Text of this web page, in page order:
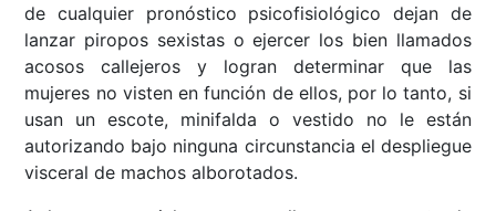
de cualquier pronóstico psicofisiológico dejan de
lanzar piropos sexistas o ejercer los bien llamados
acosos callejeros y logran determinar que las
mujeres no visten en función de ellos, por lo tanto, si
usan un escote, minifalda o vestido no le están
autorizando bajo ninguna circunstancia el despliegue
visceral de machos alborotados.